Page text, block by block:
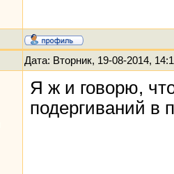
Дата: Вторник, 19-08-2014,
Я ж и говорю,
подергиваний в